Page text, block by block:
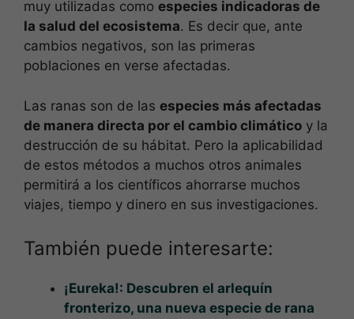
muy utilizadas como especies indicadoras de
la salud del ecosistema. Es decir que, ante
cambios negativos, son las primeras
poblaciones en verse afectadas.
Las ranas son de las especies más afectadas
de manera directa por el cambio climático y la
destrucción de su hábitat. Pero la aplicabilidad
de estos métodos a muchos otros animales
permitirá a los científicos ahorrarse muchos
viajes, tiempo y dinero en sus investigaciones.
También puede interesarte:
¡Eureka!: Descubren el arlequín
fronterizo, una nueva especie de rana